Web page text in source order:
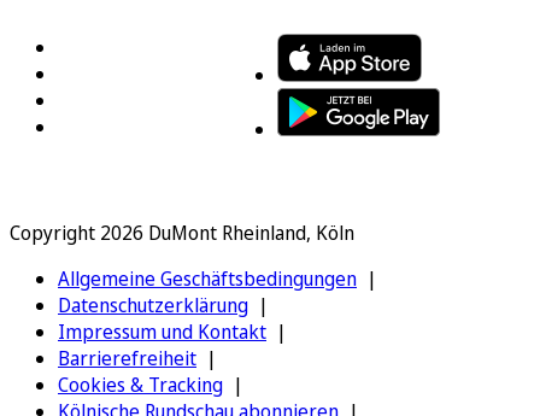
Copyright 2026 DuMont Rheinland, Köln
Allgemeine Geschäftsbedingungen
Datenschutzerklärung
Impressum und Kontakt
Barrierefreiheit
Cookies & Tracking